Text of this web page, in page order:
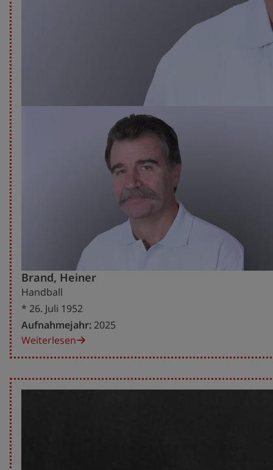
Brand, Heiner
Handball
* 26. Juli 1952
Aufnahmejahr: 2025
Weiterlesen